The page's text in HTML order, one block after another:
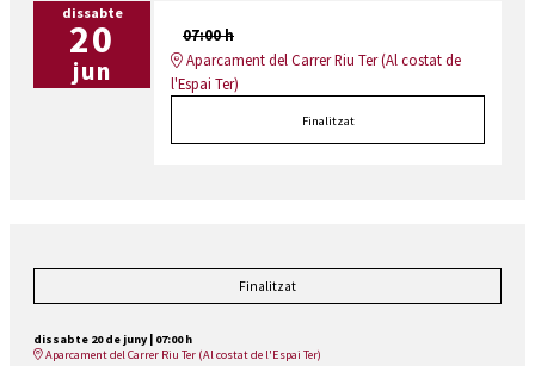
dissabte
20
jun
07:00 h
Aparcament del Carrer Riu Ter (Al costat de
l'Espai Ter)
Finalitzat
Finalitzat
dissabte 20 de juny | 07:00 h
Aparcament del Carrer Riu Ter (Al costat de l'Espai Ter)